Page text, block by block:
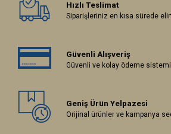
Hızlı Teslimat
Siparişleriniz en kısa sürede
Güvenli Alışveriş
Güvenli ve kolay ödeme sistemi
Geniş Ürün Yelpazesi
Orijinal ürünler ve kampanya